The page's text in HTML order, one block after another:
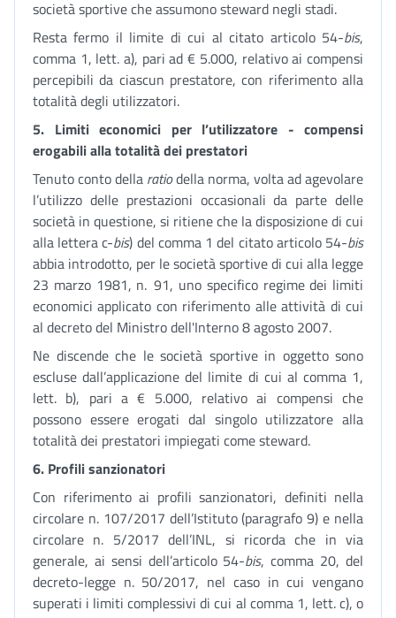
società sportive che assumono steward negli stadi.
Resta fermo il limite di cui al citato articolo 54-bis,
comma 1, lett. a), pari ad € 5.000, relativo ai compensi
percepibili da ciascun prestatore, con riferimento alla
totalità degli utilizzatori.
5. Limiti economici per l’utilizzatore - compensi
erogabili alla totalità dei prestatori
Tenuto conto della ratiodella norma, volta ad agevolare
l’utilizzo delle prestazioni occasionali da parte delle
società in questione, si ritiene che la disposizione di cui
alla lettera c-bis) del comma 1 del citato articolo 54-bis
abbia introdotto, per le società sportive di cui alla legge
23 marzo 1981, n. 91, uno specifico regime dei limiti
economici applicato con riferimento alle attività di cui
al decreto del Ministro dell'Interno 8 agosto 2007.
Ne discende che le società sportive in oggetto sono
escluse dall’applicazione del limite di cui al comma 1,
lett. b), pari a € 5.000, relativo ai compensi che
possono essere erogati dal singolo utilizzatore alla
totalità dei prestatori impiegati come steward.
6. Profili sanzionatori
Con riferimento ai profili sanzionatori, definiti nella
circolare n. 107/2017 dell’Istituto (paragrafo 9) e nella
circolare n. 5/2017 dell’INL, si ricorda che in via
generale, ai sensi dell’articolo 54-bis, comma 20, del
decreto-legge n. 50/2017, nel caso in cui vengano
superati i limiti complessivi di cui al comma 1, lett. c), o